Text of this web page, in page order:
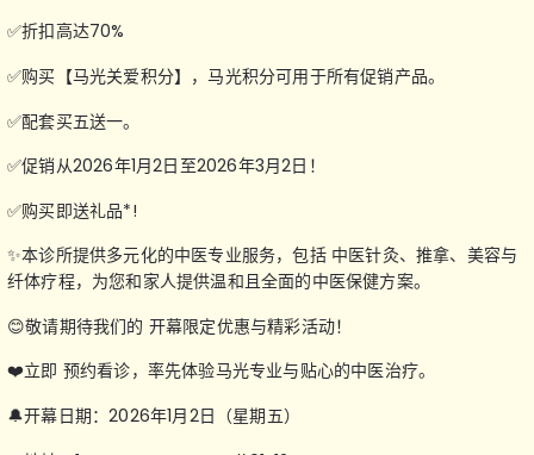
✅折扣高达70%
✅购买【马光关爱积分】，马光积分可用于所有促销产品。
✅配套买五送一。
✅促销从2026年1月2日至2026年3月2日！
✅购买即送礼品*!
✨本诊所提供多元化的中医专业服务，包括 中医针灸、推拿、美容与
纤体疗程，为您和家人提供温和且全面的中医保健方案。
😊敬请期待我们的 开幕限定优惠与精彩活动！
❤️立即 预约看诊，率先体验马光专业与贴心的中医治疗。
🔔开幕日期：2026年1月2日（星期五）